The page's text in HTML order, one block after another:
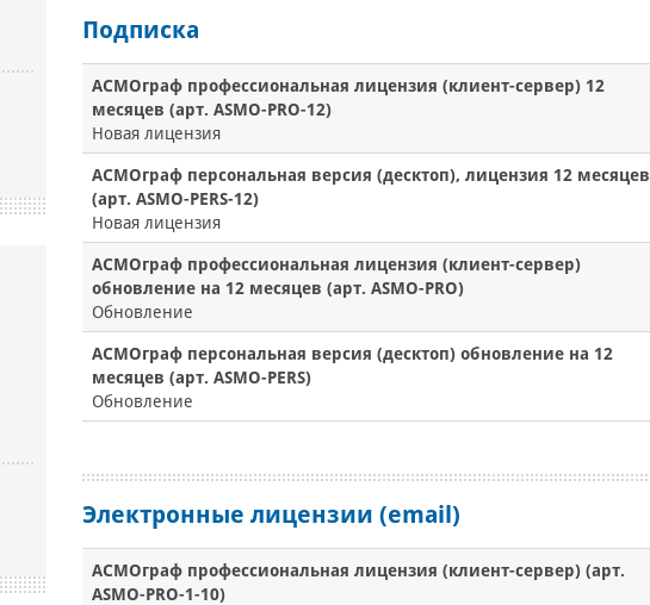
Подписка
АСМОграф профессиональная лицензия (клиент-сервер) 12
месяцев (арт. ASMO-PRO-12)
Новая лицензия
АСМОграф персональная версия (десктоп), лицензия 12 месяцев
(арт. ASMO-PERS-12)
Новая лицензия
АСМОграф профессиональная лицензия (клиент-сервер)
обновление на 12 месяцев (арт. ASMO-PRO)
Обновление
АСМОграф персональная версия (десктоп) обновление на 12
месяцев (арт. ASMO-PERS)
Обновление
Электронные лицензии (email)
АСМОграф профессиональная лицензия (клиент-сервер) (арт.
ASMO-PRO-1-10)